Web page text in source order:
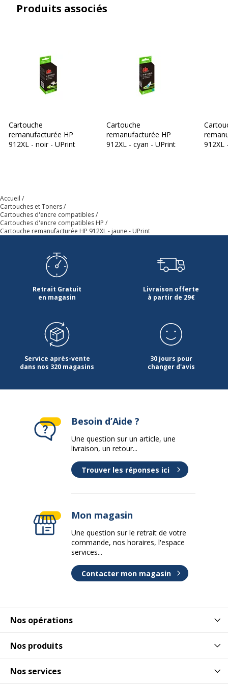
Quantité emballée
Produits associés
Cartouche
remanufacturée HP
912XL - noir - UPrint
Cartouche
remanufacturée HP
912XL - cyan - UPrint
912XL
Accueil
Cartouches et Toners
Cartouches d'encre compatibles
Cartouches d'encre compatibles HP
Cartouche remanufacturée HP 912XL - jaune - UPrint
Retrait Gratuit
en magasin
Livraison offerte
à partir de 29€
Service après-vente
dans nos 320 magasins
30 jours pour
changer d'avis
Nos opérations
Nos produits
Nos services
Besoin d’Aide ?
Une question sur un article, une
livraison, un retour...
Trouver les réponses ici
Mon magasin
Une question sur le retrait de votre
commande, nos horaires, l'espace
services...
Contacter mon magasin